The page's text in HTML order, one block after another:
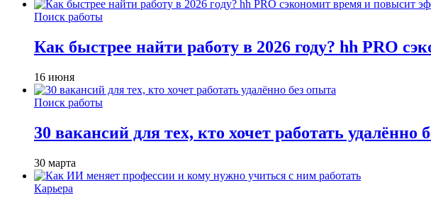
Поиск работы
Как быстрее найти работу в 2026 году? hh PRO
16 июня
Поиск работы
30 вакансий для тех, кто хочет работать удалённо
30 марта
Карьера